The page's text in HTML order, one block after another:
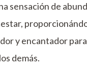
sensación de
y encantador
demás.